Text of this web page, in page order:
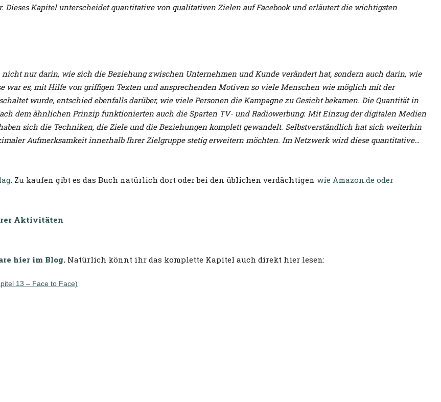
Dieses Kapitel unterscheidet quantitative von qualitativen Zielen auf Facebook und erläutert die wichtigsten
nur darin, wie sich die Beziehung zwischen Unternehmen und Kunde verändert hat, sondern auch darin, wie
war es, mit Hilfe von griffigen Texten und ansprechenden Motiven so viele Menschen wie möglich mit der
wurde, entschied ebenfalls darüber, wie viele Personen die Kampagne zu Gesicht bekamen. Die Quantität in
dem ähnlichen Prinzip funktionierten auch die Sparten TV- und Radiowerbung. Mit Einzug der digitalen Medien
sich die Techniken, die Ziele und die Beziehungen komplett gewandelt. Selbstverständlich hat sich weiterhin
Aufmerksamkeit innerhalb Ihrer Zielgruppe stetig erweitern möchten. Im Netzwerk wird diese quantitative…
. Zu kaufen gibt es das Buch natürlich dort oder bei den üblichen verdächtigen wie Amazon.de oder
Aktivitäten
hier im Blog. Natürlich könnt ihr das komplette Kapitel auch direkt hier lesen:
13 – Face to Face)